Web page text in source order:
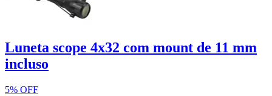
Luneta scope 4x32 com mount de 11 mm
incluso
5% OFF